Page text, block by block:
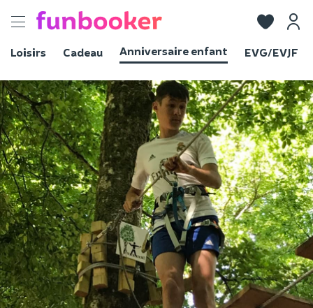
Toggle
Loisirs
Cadeau Anniversaire enfant EVG/EVJF
Voir les photos